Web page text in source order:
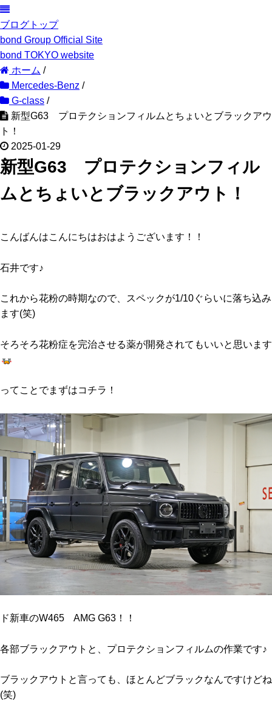
ブログトップ
bond Group Official Site
bond TOKYO website
ホーム /
Mercedes-Benz /
G-class /
新型G63 プロテクションフィルムとちょいとブラックアウ
ト！
2025-01-29
新型G63 プロテクションフィル
ムとちょいとブラックアウト！
こんばんはこんにちはおはようございます！！
石井です♪
これから花粉の時期なので、スペックが1/10ぐらいに落ち込み
ます(笑)
そろそろ花粉症を完治させる薬が開発されてもいいと思います
ってことでまずはコチラ！
ド新車のW465 AMG G63！！
各部ブラックアウトと、プロテクションフィルムの作業です♪
ブラックアウトと言っても、ほとんどブラックなんですけどね
(笑)